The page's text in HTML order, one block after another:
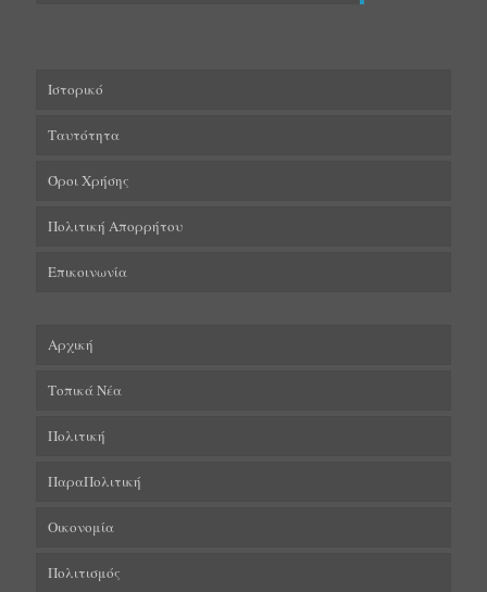
Ιστορικό
Ταυτότητα
Όροι Χρήσης
Πολιτική Απορρήτου
Επικοινωνία
Αρχική
Τοπικά Νέα
Πολιτική
ΠαραΠολιτική
Οικονομία
Πολιτισμός